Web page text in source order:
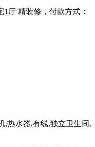
厅 精装修， 付款方式：
,热水器,有线,独立卫生间,